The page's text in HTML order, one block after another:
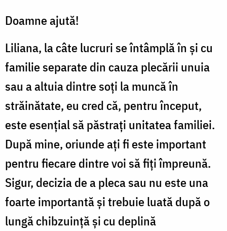
Doamne ajută!
Liliana, la câte lucruri se întâmplă în și cu
familie separate din cauza plecării unuia
sau a altuia dintre soți la muncă în
străinătate, eu cred că, pentru început,
este esențial să păstrați unitatea familiei.
După mine, oriunde ați fi este important
pentru fiecare dintre voi să fiți împreună.
Sigur, decizia de a pleca sau nu este una
foarte importantă și trebuie luată după o
lungă chibzuință și cu deplină